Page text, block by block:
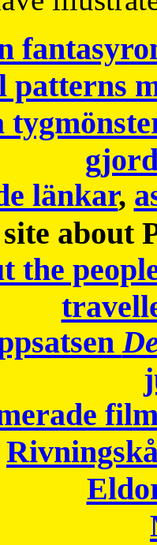
patterns
länkar,
site about
the